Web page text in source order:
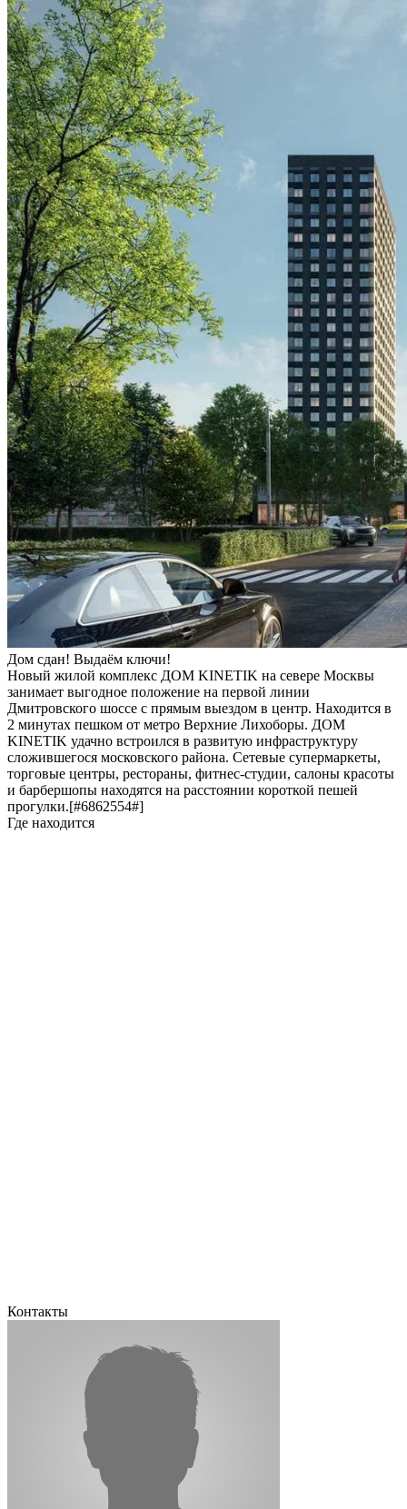
Дом сдан! Выдаём ключи!
Новый жилой комплекс ДОМ KINETIK на севере Москвы
занимает выгодное положение на первой линии
Дмитровского шоссе с прямым выездом в центр. Находится в
2 минутах пешком от метро Верхние Лихоборы. ДОМ
KINETIK удачно встроился в развитую инфраструктуру
сложившегося московского района. Сетевые супермаркеты,
торговые центры, рестораны, фитнес-студии, салоны красоты
и барбершопы находятся на расстоянии короткой пешей
прогулки.[#6862554#]
Где находится
Контакты